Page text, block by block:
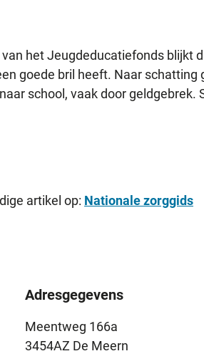
het Jeugdeducatiefonds blijkt
goede bril heeft. Naar schatting
school, vaak door
artikel op: Nationale zorggids
Adresgegevens
Meentweg 166a
3454AZ De Meern